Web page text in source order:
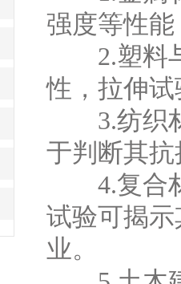
强度等性
2.塑料与
性，拉伸
3.纺织材
于判断其
4.复合材
试验可揭
业。